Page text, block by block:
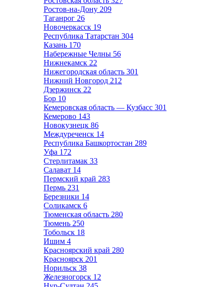
Ростов-на-Дону 209
Таганрог 26
Новочеркасск 19
Республика Татарстан 304
Казань 170
Набережные Челны 56
Нижнекамск 22
Нижегородская область 301
Нижний Новгород 212
Дзержинск 22
Бор 10
Кемеровская область — Кузбасс 301
Кемерово 143
Новокузнецк 86
Междуреченск 14
Республика Башкортостан 289
Уфа 172
Стерлитамак 33
Салават 14
Пермский край 283
Пермь 231
Березники 14
Соликамск 6
Тюменская область 280
Тюмень 250
Тобольск 18
Ишим 4
Красноярский край 280
Красноярск 201
Норильск 38
Железногорск 12